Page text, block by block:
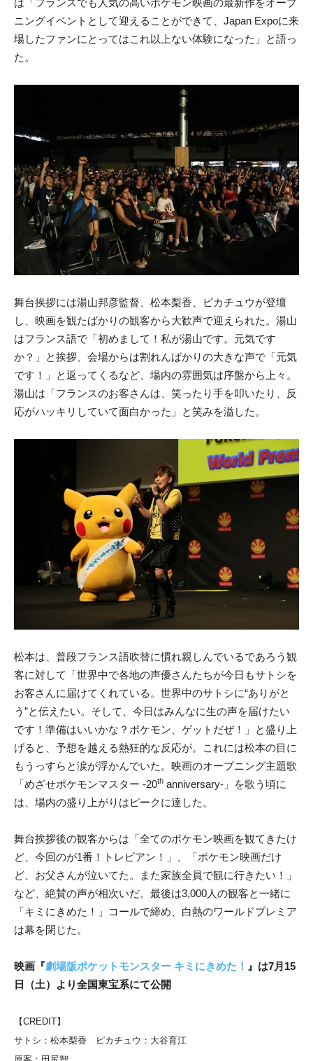
は「フランスでも人気の高いポケモン映画の最新作をオープ
ニングイベントとして迎えることができて、Japan Expoに来
場したファンにとってはこれ以上ない体験になった」と語っ
た。
舞台挨拶には湯山邦彦監督、松本梨香、ピカチュウが登壇
し、映画を観たばかりの観客から大歓声で迎えられた。湯山
はフランス語で「初めまして！私が湯山です。元気です
か？」と挨拶、会場からは割れんばかりの大きな声で「元気
です！」と返ってくるなど、場内の雰囲気は序盤から上々。
湯山は「フランスのお客さんは、笑ったり手を叩いたり、反
応がハッキリしていて面白かった」と笑みを溢した。
松本は、普段フランス語吹替に慣れ親しんでいるであろう観
客に対して「世界中で各地の声優さんたちが今日もサトシを
お客さんに届けてくれている。世界中のサトシに“ありがと
う”と伝えたい。そして、今日はみんなに生の声を届けたい
です！準備はいいかな？ポケモン、ゲットだぜ！」と盛り上
げると、予想を越える熱狂的な反応が。これには松本の目に
もうっすらと涙が浮かんでいた。映画のオープニング主題歌
「めざせポケモンマスター -20th anniversary-」を歌う頃に
は、場内の盛り上がりはピークに達した。
舞台挨拶後の観客からは「全てのポケモン映画を観てきたけ
ど、今回のが1番！トレビアン！」、「ポケモン映画だけ
ど、お父さんが泣いてた。また家族全員で観に行きたい！」
など、絶賛の声が相次いだ。最後は3,000人の観客と一緒に
「キミにきめた！」コールで締め、白熱のワールドプレミア
は幕を閉じた。
映画『劇場版ポケットモンスター キミにきめた！ 』は7月15
日（土）より全国東宝系にて公開
【CREDIT】
サトシ：松本梨香 ピカチュウ：大谷育江